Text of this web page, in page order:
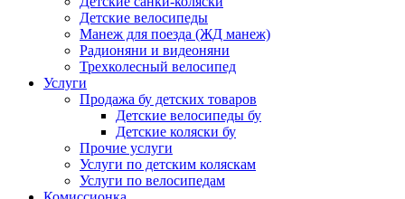
Детские велосипеды
Манеж для поезда (ЖД манеж)
Радионяни и видеоняни
Трехколесный велосипед
Услуги
Продажа бу детских товаров
Детские велосипеды бу
Детские коляски бу
Прочие услуги
Услуги по детским коляскам
Услуги по велосипедам